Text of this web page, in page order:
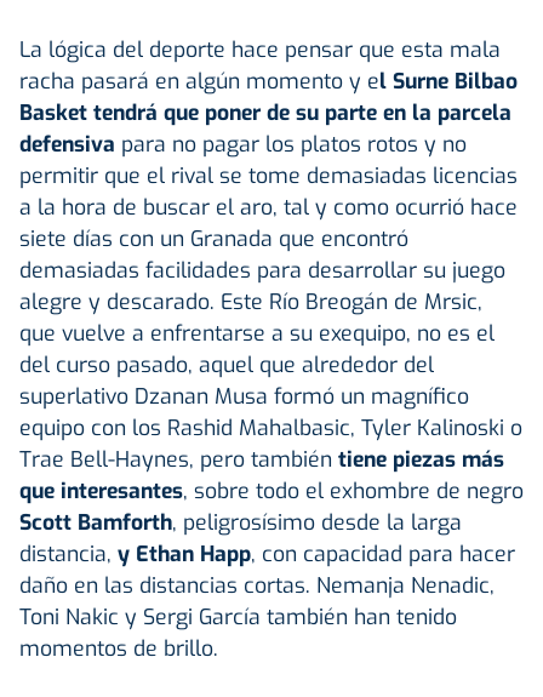
La lógica del deporte hace pensar que esta mala
racha pasará en algún momento y el Surne Bilbao
Basket tendrá que poner de su parte en la parcela
defensiva para no pagar los platos rotos y no
permitir que el rival se tome demasiadas licencias
a la hora de buscar el aro, tal y como ocurrió hace
siete días con un Granada que encontró
demasiadas facilidades para desarrollar su juego
alegre y descarado. Este Río Breogán de Mrsic,
que vuelve a enfrentarse a su exequipo, no es el
del curso pasado, aquel que alrededor del
superlativo Dzanan Musa formó un magnífico
equipo con los Rashid Mahalbasic, Tyler Kalinoski o
Trae Bell-Haynes, pero también tiene piezas más
que interesantes, sobre todo el exhombre de negro
Scott Bamforth, peligrosísimo desde la larga
distancia, y Ethan Happ, con capacidad para hacer
daño en las distancias cortas. Nemanja Nenadic,
Toni Nakic y Sergi García también han tenido
momentos de brillo.